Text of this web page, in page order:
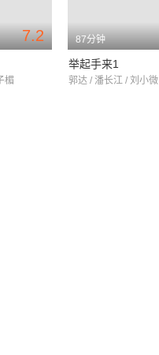
7.2
楣
87分钟
举起手来1
郭达 / 潘长江 / 刘小微